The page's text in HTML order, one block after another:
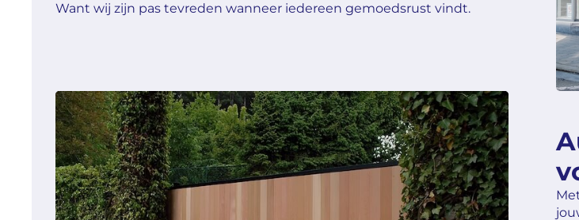
Want wij zijn pas tevreden wanneer iedereen gemoedsrust vindt.‍